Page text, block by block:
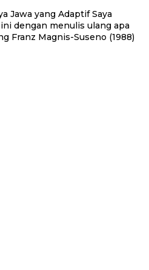
dengan menulis ulang apa
Franz Magnis-Suseno (1988)